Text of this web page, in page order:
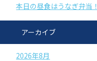
本日の昼食はうなぎ弁当！
アーカイブ
2026年8月